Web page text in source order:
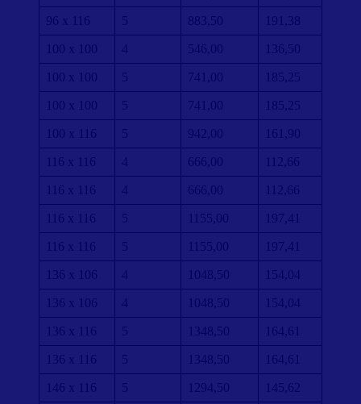
96 x 116 5 883,50 191,38
100 x 100 4 546,00 136,50
100 x 100 5 741,00 185,25
100 x 100 5 741,00 185,25
100 x 116 5 942,00 161,90
116 x 116 4 666,00 112,66
116 x 116 4 666,00 112,66
116 x 116 5 1155,00 197,41
116 x 116 5 1155,00 197,41
136 x 106 4 1048,50 154,04
136 x 106 4 1048,50 154,04
136 x 116 5 1348,50 164,61
136 x 116 5 1348,50 164,61
146 x 116 5 1294,50 145,62